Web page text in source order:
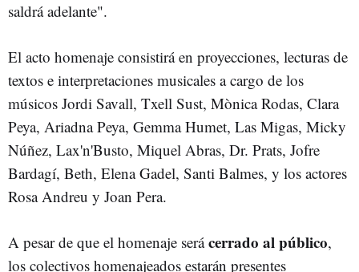
saldrá adelante".
El acto homenaje consistirá en proyecciones, lecturas de
textos e interpretaciones musicales a cargo de los
músicos Jordi Savall, Txell Sust, Mònica Rodas, Clara
Peya, Ariadna Peya, Gemma Humet, Las Migas, Micky
Núñez, Lax'n'Busto, Miquel Abras, Dr. Prats, Jofre
Bardagí, Beth, Elena Gadel, Santi Balmes, y los actores
Rosa Andreu y Joan Pera.
A pesar de que el homenaje serácerrado al público,
los colectivos homenajeados estarán presentes